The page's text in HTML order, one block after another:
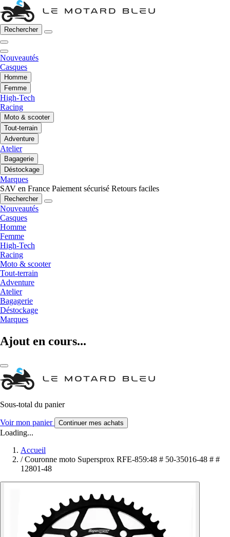
Rechercher
Nouveautés
Casques
Homme
Femme
High-Tech
Racing
Moto & scooter
Tout-terrain
Adventure
Atelier
Bagagerie
Déstockage
Marques
SAV en France Paiement sécurisé Retours faciles
Rechercher
Nouveautés
Casques
Homme
Femme
High-Tech
Racing
Moto & scooter
Tout-terrain
Adventure
Atelier
Bagagerie
Déstockage
Marques
Ajout en cours...
Sous-total du panier
Voir mon panier Continuer mes achats
Loading...
Accueil
/ Couronne moto Supersprox RFE-859:48 # 50-35016-48 # #
12801-48